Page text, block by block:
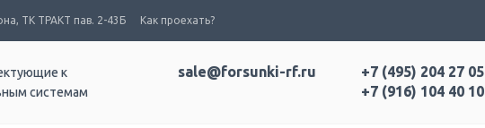
ТК ТРАКТ пав. 2-43Б Как проехать?
к
системам
+7 (495) 204 27 05
+7 (916) 104 40 10
sale@forsunki-rf.ru